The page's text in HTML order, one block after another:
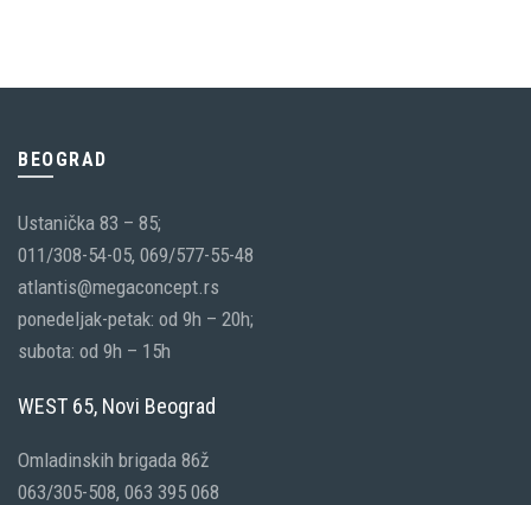
BEOGRAD
Ustanička 83 – 85;
011/308-54-05, 069/577-55-48
atlantis@megaconcept.rs
ponedeljak-petak: od 9h – 20h;
subota: od 9h – 15h
WEST 65, Novi Beograd
Omladinskih brigada 86ž
063/305-508, 063 395 068